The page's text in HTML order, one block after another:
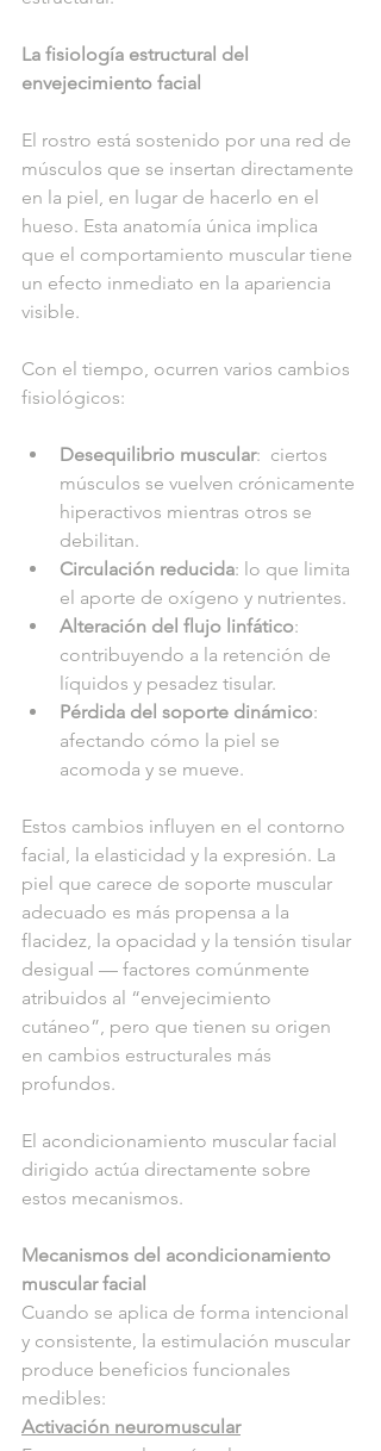
La fisiología estructural del
envejecimiento facial
El rostro está sostenido por una red de
músculos que se insertan directamente
en la piel, en lugar de hacerlo en el
hueso. Esta anatomía única implica
que el comportamiento muscular tiene
un efecto inmediato en la apariencia
visible.
Con el tiempo, ocurren varios cambios
fisiológicos:
Desequilibrio muscular:  ciertos
músculos se vuelven crónicamente
hiperactivos mientras otros se
debilitan.
Circulación reducida: lo que limita
el aporte de oxígeno y nutrientes.
Alteración del flujo linfático:
contribuyendo a la retención de
líquidos y pesadez tisular.
Pérdida del soporte dinámico:
afectando cómo la piel se
acomoda y se mueve.
Estos cambios influyen en el contorno
facial, la elasticidad y la expresión. La
piel que carece de soporte muscular
adecuado es más propensa a la
flacidez, la opacidad y la tensión tisular
desigual — factores comúnmente
atribuidos al “envejecimiento
cutáneo”, pero que tienen su origen
en cambios estructurales más
profundos.
El acondicionamiento muscular facial
dirigido actúa directamente sobre
estos mecanismos.
Mecanismos del acondicionamiento
muscular facial
Cuando se aplica de forma intencional
y consistente, la estimulación muscular
produce beneficios funcionales
medibles:
Activación neuromuscular